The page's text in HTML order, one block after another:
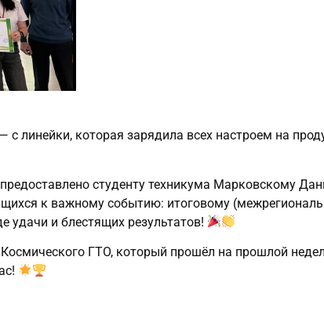
линейки, которая зарядила всех настроем на
студенту техникума Марковскому
к важному событию: итоговому
и блестящих результатов!
ГТО, который прошёл на прошлой